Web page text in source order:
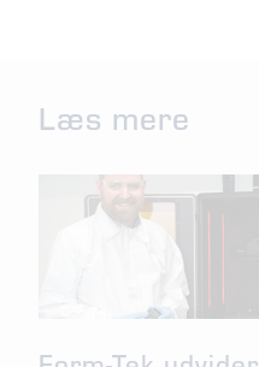
Læs mere